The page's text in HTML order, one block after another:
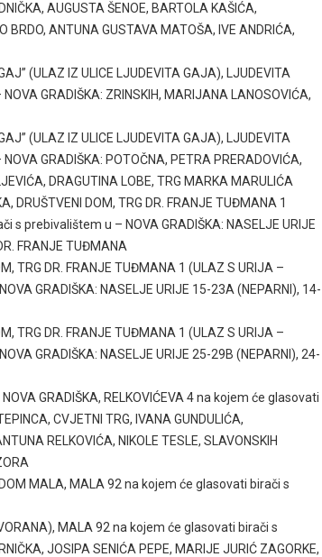
AUGUSTA ŠENOE, BARTOLA KAŠIĆA,
BRDO, ANTUNA GUSTAVA MATOŠA, IVE ANDRIĆA,
(ULAZ IZ ULICE LJUDEVITA GAJA), LJUDEVITA
GRADIŠKA: ZRINSKIH, MARIJANA LANOSOVIĆA,
(ULAZ IZ ULICE LJUDEVITA GAJA), LJUDEVITA
GRADIŠKA: POTOČNA, PETRA PRERADOVIĆA,
DRAGUTINA LOBE, TRG MARKA MARULIĆA
DRUŠTVENI DOM, TRG DR. FRANJE TUĐMANA 1
s prebivalištem u – NOVA GRADIŠKA: NASELJE URIJE
FRANJE TUĐMANA
TRG DR. FRANJE TUĐMANA 1 (ULAZ S URIJA –
GRADIŠKA: NASELJE URIJE 15-23A (NEPARNI), 14-
TRG DR. FRANJE TUĐMANA 1 (ULAZ S URIJA –
GRADIŠKA: NASELJE URIJE 25-29B (NEPARNI), 24-
GRADIŠKA, RELKOVIĆEVA 4 na kojem će glasovati
CVJETNI TRG, IVANA GUNDULIĆA,
RELKOVIĆA, NIKOLE TESLE, SLAVONSKIH
MALA, MALA 92 na kojem će glasovati birači s
MALA 92 na kojem će glasovati birači s
JOSIPA SENIĆA PEPE, MARIJE JURIĆ ZAGORKE,